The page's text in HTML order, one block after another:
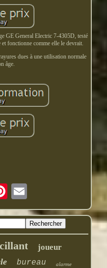
GE General Electric 7-4305D, testé
fonctionne comme elle le devrait.
dues à une utilisation normale
âge.
joueur
bureau alarme